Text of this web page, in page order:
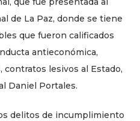
de La Paz, donde se tiene
que fueron calificados
antieconómica,
lesivos al Estado,
Daniel Portales.
delitos de incumplimiento